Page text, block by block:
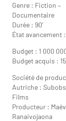
Genre : Fiction –
Documentaire
Durée : 90’
État avancement
Budget : 1 000
Budget acquis :
Société de
Autriche :
Films
Producteur :
Ranaivojaona